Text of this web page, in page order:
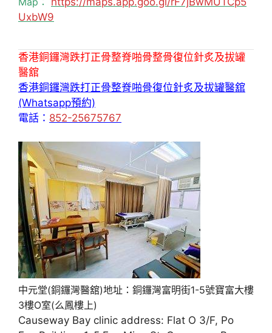
UxbW9
香港銅鑼灣跌打正骨整脊啪骨整骨復位針炙及拔罐
醫舘
香港銅鑼灣跌打正骨整脊啪骨復位針炙及拔罐醫舘
(Whatsapp預約)
電話： 852-25675767
中元堂(銅鑼灣醫舘)地址：銅鑼灣富明街1-5號寶富大樓
3樓O室(么鳳樓上)
Causeway Bay clinic address: Flat O 3/F, Po